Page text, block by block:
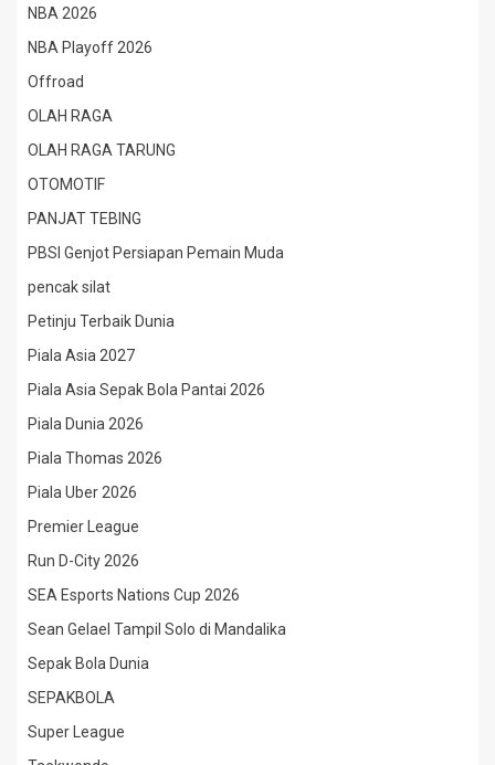
NBA 2026
NBA Playoff 2026
Offroad
OLAH RAGA
OLAH RAGA TARUNG
OTOMOTIF
PANJAT TEBING
PBSI Genjot Persiapan Pemain Muda
pencak silat
Petinju Terbaik Dunia
Piala Asia 2027
Piala Asia Sepak Bola Pantai 2026
Piala Dunia 2026
Piala Thomas 2026
Piala Uber 2026
Premier League
Run D-City 2026
SEA Esports Nations Cup 2026
Sean Gelael Tampil Solo di Mandalika
Sepak Bola Dunia
SEPAKBOLA
Super League